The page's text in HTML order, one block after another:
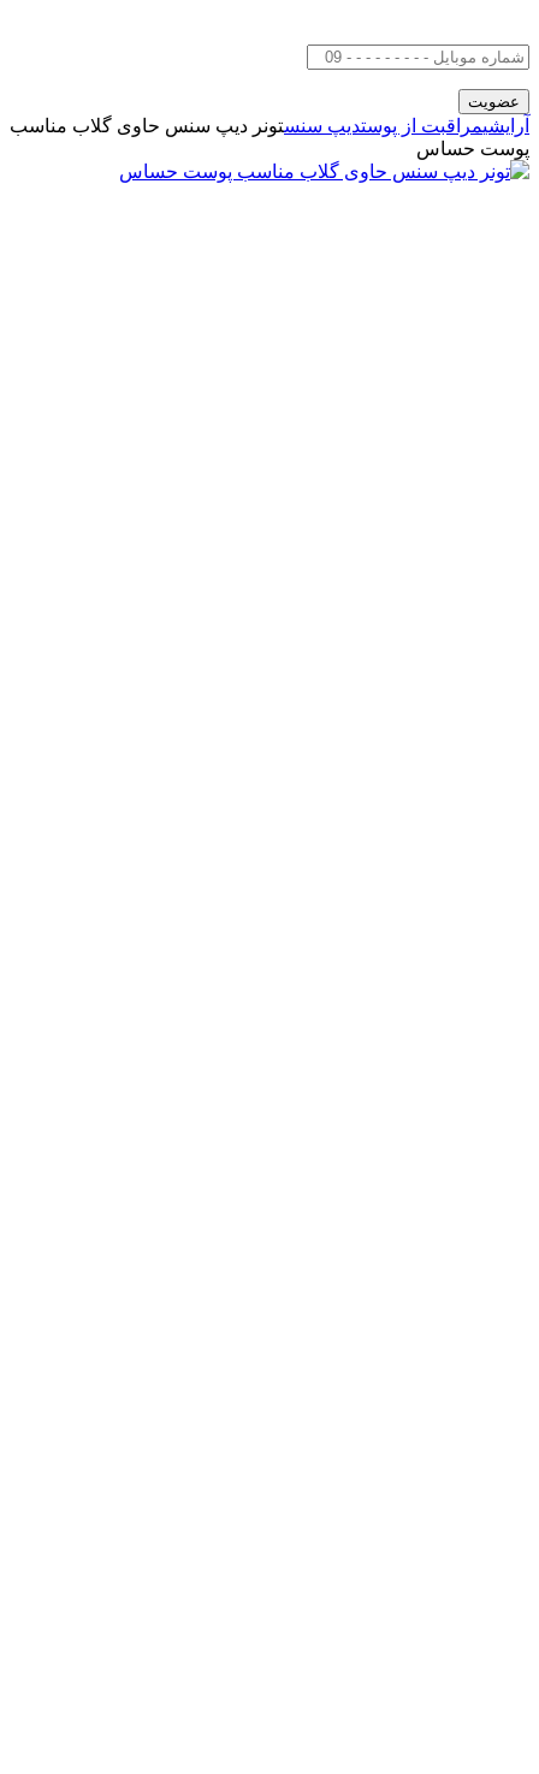
آرایشیمراقبت از پوستدیپ سنستونر دیپ سنس حاوی گلاب مناسب
پوست حساس